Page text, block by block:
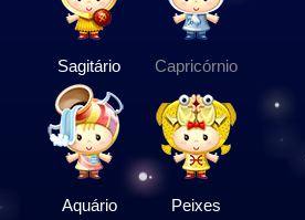
Sagitário Capricórnio
Aquário Peixes